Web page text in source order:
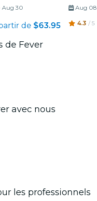
Aug 30
de $63.95
Aug 08
4.3 / 5
de Fever
avec nous
les professionnels